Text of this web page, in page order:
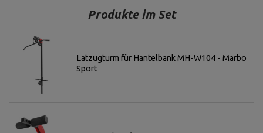
Produkte im Set
Latzugturm für Hantelbank MH-W104 - Marbo
Sport